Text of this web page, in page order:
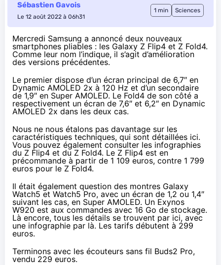
Sébastien Gavois
Le 12 août 2022 à 06h31
1 min Sciences
Mercredi Samsung a annoncé deux nouveaux
smartphones pliables : les Galaxy Z Flip4 et Z Fold4.
Comme leur nom l’indique, il s’agit d’amélioration
des versions précédentes.
Le premier dispose d’un écran principal de 6,7″ en
Dynamic AMOLED 2x à 120 Hz et d’un secondaire
de 1,9″ en Super AMOLED. Le Fold4 de son côté a
respectivement un écran de 7,6″ et 6,2″ en Dynamic
AMOLED 2x dans les deux cas.
Nous ne nous étalons pas davantage sur les
caractéristiques techniques, qui sont détaillées ici.
Vous pouvez également consulter les infographies
du Z Flip4 et du Z Fold4. Le Z Flip4 est en
précommande à partir de 1 109 euros, contre 1 799
euros pour le Z Fold4.
Il était également question des montres Galaxy
Watch5 et Watch5 Pro, avec un écran de 1,2 ou 1,4″
suivant les cas, en Super AMOLED. Un Exynos
W920 est aux commandes avec 16 Go de stockage.
Là encore, tous les détails se trouvent par ici, avec
une infographie par là. Les tarifs débutent à 299
euros.
Terminons avec les écouteurs sans fil Buds2 Pro,
vendu 229 euros.